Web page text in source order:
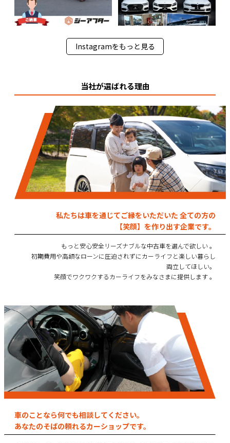
Instagramをもっと見る
当社が選ばれる理由
私たちは車を通じてご縁をいただいた 全ての方の
【笑顔】を作り出す企業です。
もっと安心安全リーズナブルな中古車を選んで欲しい 。
初期費用や高額なローンに圧迫されずにカーライフと楽しい暮らし
両立してほしい。
笑顔でワクワクするカーライフをみなさまに提供します 。
車のことなら何でも相談してください。
あなたのそばの頼れるカーショップです。